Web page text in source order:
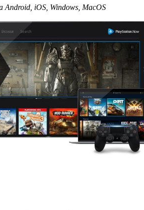
iOS, Windows, MacOS